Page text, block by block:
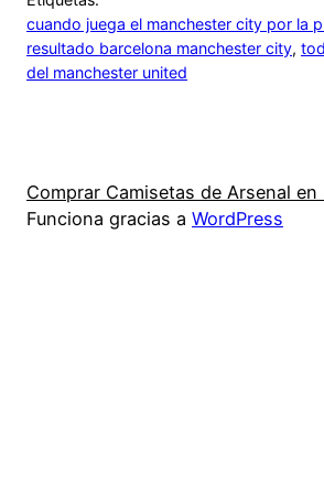
cuando juega el manchester city por la
resultado barcelona manchester city,
del manchester united
Comprar Camisetas de Arsenal en
Funciona gracias a WordPress